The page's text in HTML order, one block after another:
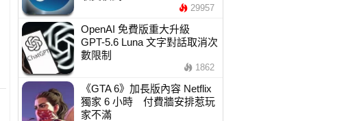
29957
OpenAI 免費版重大升級
GPT-5.6 Luna 文字對話取消次
數限制
1862
《GTA 6》加長版內容 Netflix
獨家 6 小時 付費牆安排惹玩
家不滿